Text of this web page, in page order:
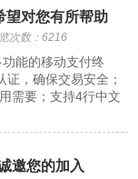
望对您有所帮助
次数：6216
能的移动支付终
，确保交易安全；
需要；支持4行中文
邀您的加入